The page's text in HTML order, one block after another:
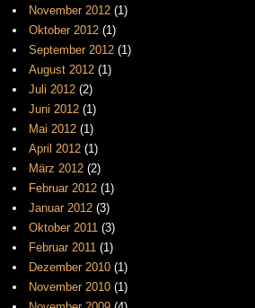
November 2012 (1)
Oktober 2012 (1)
September 2012 (1)
August 2012 (1)
Juli 2012 (2)
Juni 2012 (1)
Mai 2012 (1)
April 2012 (1)
März 2012 (2)
Februar 2012 (1)
Januar 2012 (3)
Oktober 2011 (3)
Februar 2011 (1)
Dezember 2010 (1)
November 2010 (1)